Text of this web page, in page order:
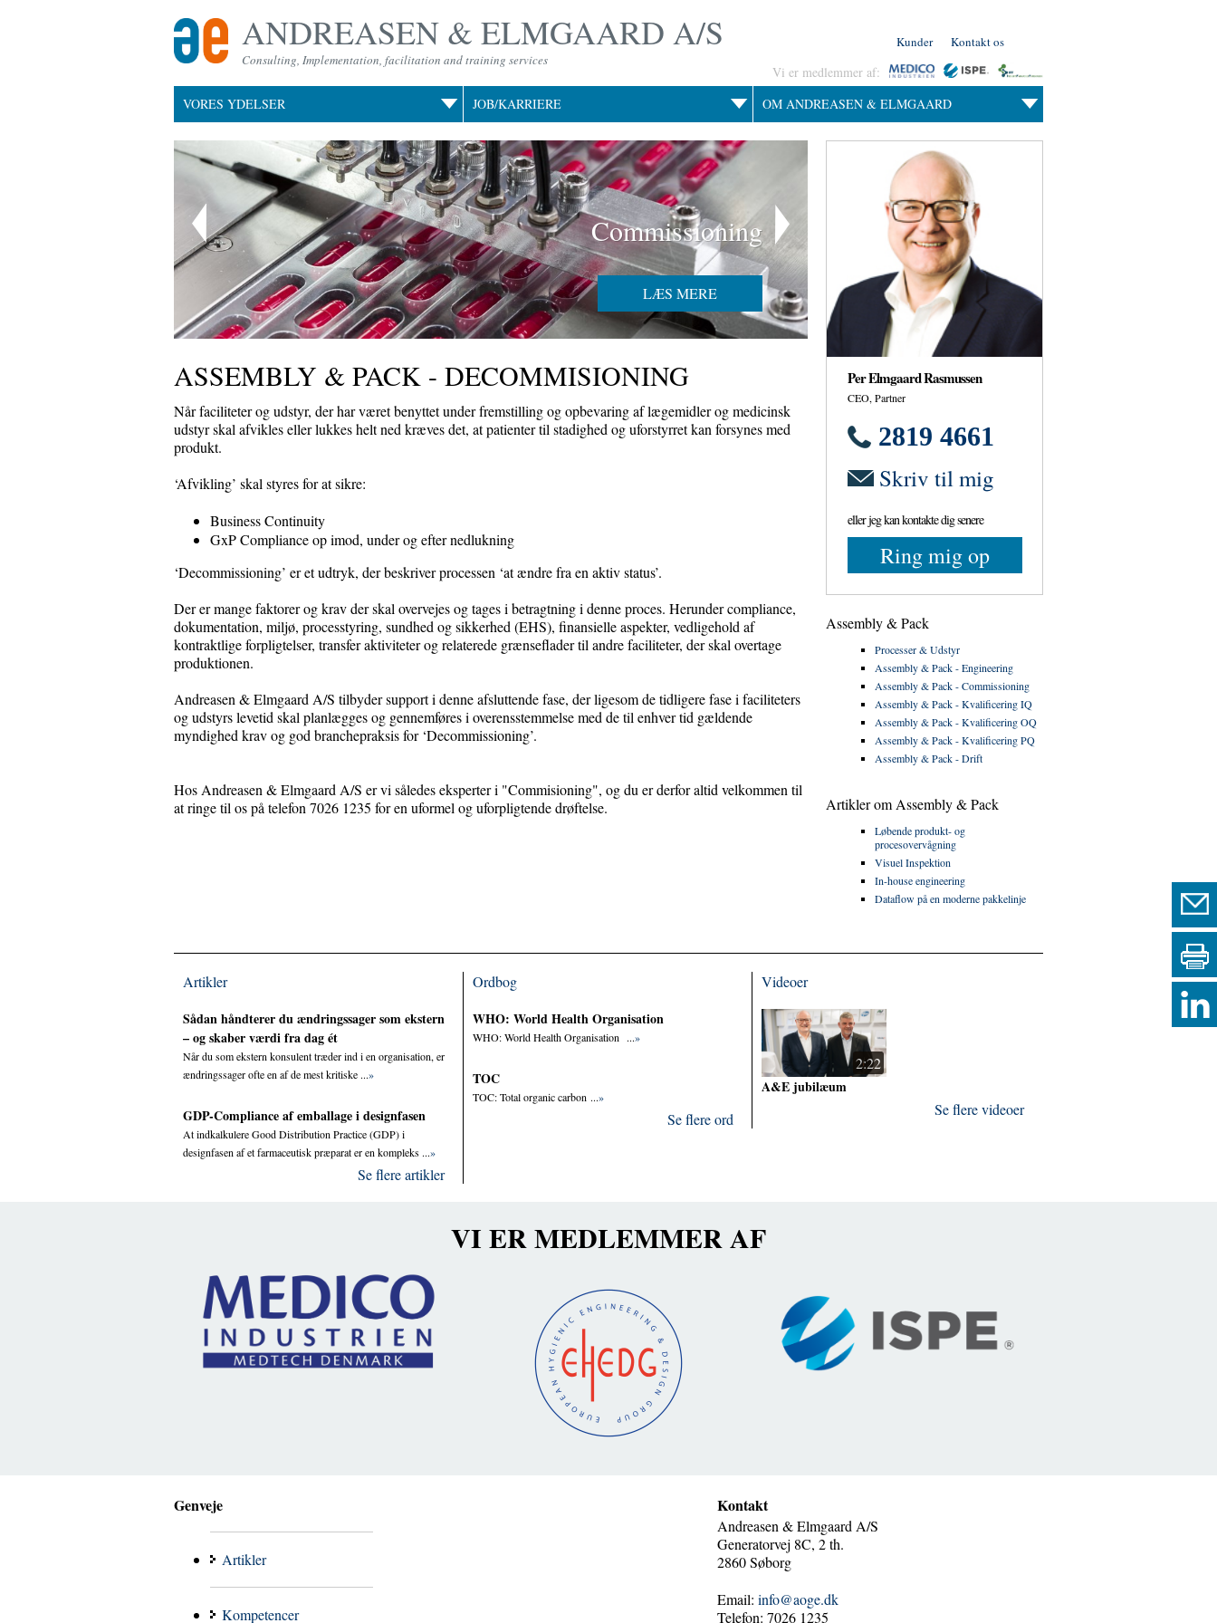
ANDREASEN & ELMGAARD A/S
Consulting, Implementation, facilitation and training services
Kunder Kontakt os
Vi er medlemmer af:
VORES YDELSER
JOB/KARRIERE OM ANDREASEN & ELMGAARD
Commissioning
LÆS MERE
ASSEMBLY & PACK - DECOMMISIONING
Når faciliteter og udstyr, der har været benyttet under fremstilling og opbevaring af lægemidler og medicinsk
udstyr skal afvikles eller lukkes helt ned kræves det, at patienter til stadighed og uforstyrret kan forsynes med
produkt.
‘Afvikling’ skal styres for at sikre:
Business Continuity
GxP Compliance op imod, under og efter nedlukning
‘Decommissioning’ er et udtryk, der beskriver processen ‘at ændre fra en aktiv status’.
Der er mange faktorer og krav der skal overvejes og tages i betragtning i denne proces. Herunder compliance,
dokumentation, miljø, processtyring, sundhed og sikkerhed (EHS), finansielle aspekter, vedligehold af
kontraktlige forpligtelser, transfer aktiviteter og relaterede grænseflader til andre faciliteter, der skal overtage
produktionen.
Andreasen & Elmgaard A/S tilbyder support i denne afsluttende fase, der ligesom de tidligere fase i faciliteters
og udstyrs levetid skal planlægges og gennemføres i overensstemmelse med de til enhver tid gældende
myndighed krav og god branchepraksis for ‘Decommissioning’.
Hos Andreasen & Elmgaard A/S er vi således eksperter i "Commisioning", og du er derfor altid velkommen til
at ringe til os på telefon 7026 1235 for en uformel og uforpligtende drøftelse.
Per Elmgaard Rasmussen
CEO, Partner
2819 4661
Skriv til mig
eller jeg kan kontakte dig senere
Ring mig op
Assembly & Pack
Processer & Udstyr
Assembly & Pack - Engineering
Assembly & Pack - Commissioning
Assembly & Pack - Kvalificering IQ
Assembly & Pack - Kvalificering OQ
Assembly & Pack - Kvalificering PQ
Assembly & Pack - Drift
Artikler om Assembly & Pack
Løbende produkt- og
procesovervågning
Visuel Inspektion
In-house engineering
Dataflow på en moderne pakkelinje
Artikler
Sådan håndterer du ændringssager som ekstern
– og skaber værdi fra dag ét
Når du som ekstern konsulent træder ind i en organisation, er
ændringssager ofte en af de mest kritiske ...»
GDP-Compliance af emballage i designfasen
At indkalkulere Good Distribution Practice (GDP) i
designfasen af et farmaceutisk præparat er en kompleks ...»
Se flere artikler
Ordbog
WHO: World Health Organisation
WHO: World Health Organisation ...»
TOC
TOC: Total organic carbon ...»
Se flere ord
Videoer
2:22
A&E jubilæum
Se flere videoer
VI ER MEDLEMMER AF
Genveje
Artikler
Kompetencer
Kontakt
Andreasen & Elmgaard A/S
Generatorvej 8C, 2 th.
2860 Søborg
Email: info@aoge.dk
Telefon: 7026 1235